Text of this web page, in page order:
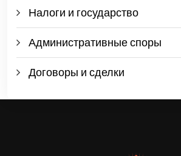
Налоги и государство
Административные споры
Договоры и сделки